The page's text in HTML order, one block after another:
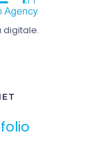
digitale.